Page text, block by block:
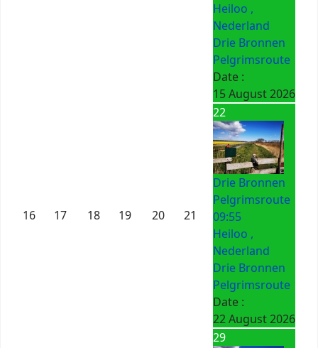
Heiloo ,
Nederland
Drie Bronnen
Pelgrimsroute
Date :
15 August 2026
16 17 18 19 20 21
22
Drie Bronnen
Pelgrimsroute
09:55
Heiloo ,
Nederland
Drie Bronnen
Pelgrimsroute
Date :
22 August 2026
29